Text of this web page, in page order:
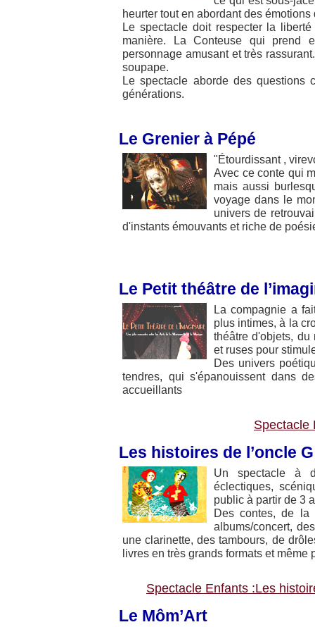
heurter tout en abordant des
Le spectacle doit respecter la
manière. La Conteuse qui prend
personnage amusant et très
soupape.
Le spectacle aborde des questions
générations.
Le Grenier à Pépé
"Étourdissant ,
Avec ce conte qui
mais aussi
voyage dans le
univers de
d'instants émouvants et riche de
Le Petit théâtre de
La compagnie a
plus intimes, à la
théâtre d'objets,
et ruses pour
Des univers
tendres, qui s'épanouissent dans
accueillants
Spectacle
Les histoires de l’oncle
Un spectacle à
éclectiques,
public à partir de 3
Des contes, de la
albums/concert,
une clarinette, des tambours, de
livres en très grands formats et même
Spectacle Enfants :Les
Le Môm’Art